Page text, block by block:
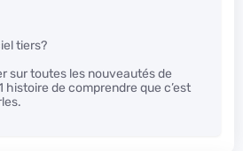
tiers?
sur toutes les nouveautés de
histoire de comprendre que c’est